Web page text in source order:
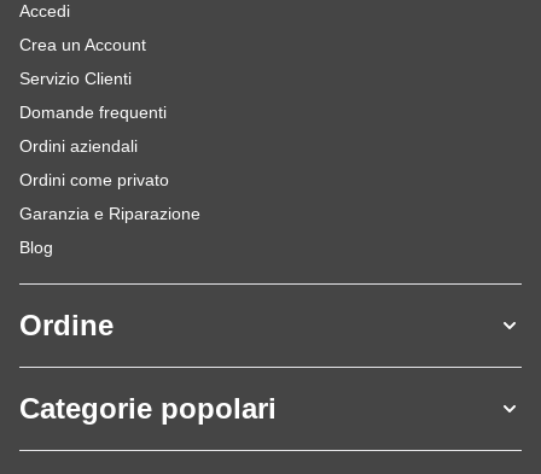
Accedi
Crea un Account
Servizio Clienti
Domande frequenti
Ordini aziendali
Ordini come privato
Garanzia e Riparazione
Blog
Ordine
Categorie popolari